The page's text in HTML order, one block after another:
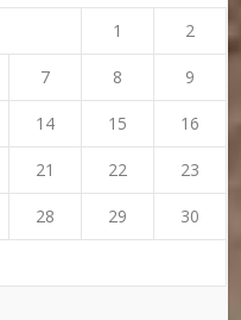
1 2
7 8 9
14 15 16
21 22 23
28 29 30